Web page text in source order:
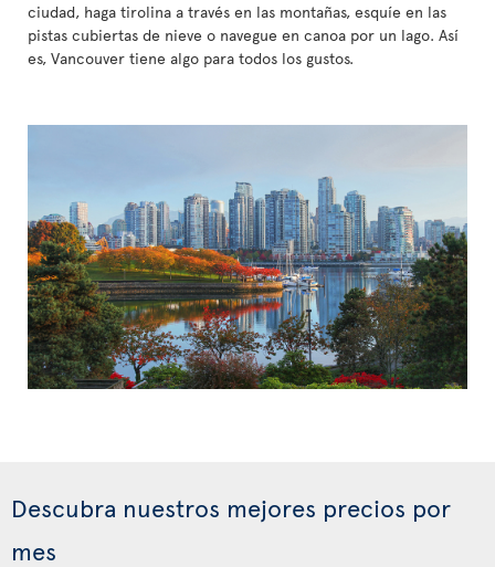
ciudad, haga tirolina a través en las montañas, esquíe en las
pistas cubiertas de nieve o navegue en canoa por un lago. Así
es, Vancouver tiene algo para todos los gustos.
Descubra nuestros mejores precios por
mes